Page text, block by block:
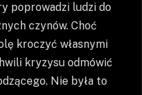
poprowadzi ludzi do
czynów. Choć
kroczyć własnymi
kryzysu odmówić
Nie była to